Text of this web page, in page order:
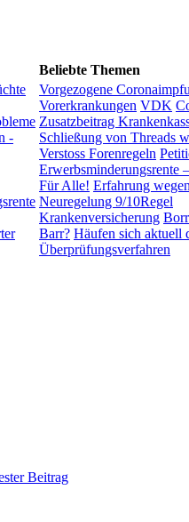
Beliebte Themen
-
Vorgezogene
Vorerkrankungen VDK
Zusatzbeitrag
Schließung von Threads
Verstoss Forenregeln
Erwerbsminderungsrente
Für Alle! Erfahrung
Neuregelung 9/10Regel
Krankenversicherung
Barr? Häufen sich aktuell
Überprüfungsverfahren
Beitrag